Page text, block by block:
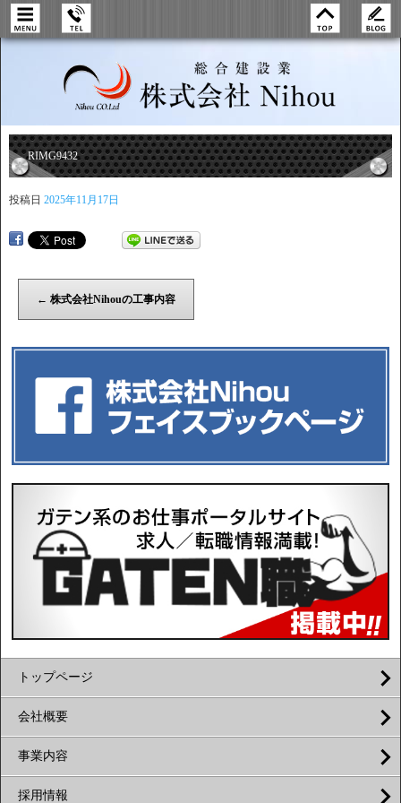
RIMG9432
投稿日 2025年11月17日
← 株式会社Nihouの工事内容
トップページ
会社概要
事業内容
採用情報